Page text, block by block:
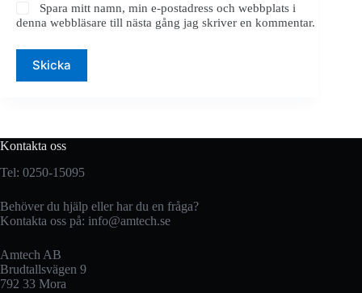
Spara mitt namn, min e-postadress och webbplats i
denna webbläsare till nästa gång jag skriver en kommentar.
Skicka
Kontakta oss
Tel: 0250-15095
Behöver du hjälp eller har du en fråga?
Kontakta oss på: info@amtech.se
Amtech AB
Brudtallsvägen 9
792 33 Mora